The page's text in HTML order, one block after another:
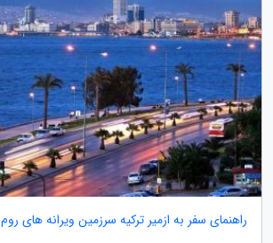
راهنمای سفر به ازمیر ترکیه سرزمین ویرانه های روم